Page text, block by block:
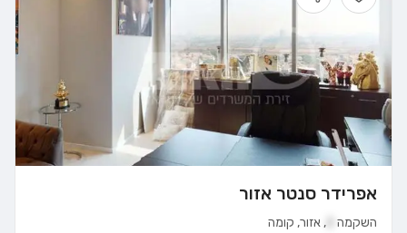
אפרידר סנטר אזור
השקמה , אזור, קומה